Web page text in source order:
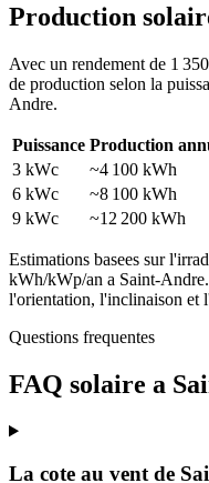
Production
Avec un rendement de 1 350
de production selon la
Andre.
Puissance Production
3 kWc
~4 100 kWh
6 kWc
~8 100 kWh
9 kWc
~12 200 kWh
Estimations basees sur
kWh/kWp/an a Saint-Andre
l'orientation, l'inclinaison et
Questions frequentes
FAQ solaire a
La cote au vent de